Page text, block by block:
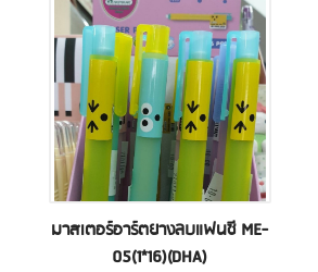
มาสเตอร์อาร์ตยางลบแฟนซี ME-
05(1*16)(DHA)